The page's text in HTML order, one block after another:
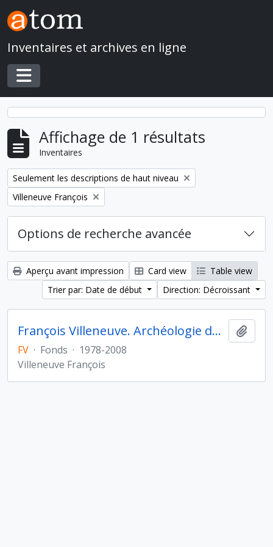
Skip to main content
Inventaires et archives en ligne
Toggle navigation
Affichage de 1 résultats
Inventaires
Remove filter:
Seulement les descriptions de haut niveau
Remove filter:
Villeneuve François
Options de recherche avancée
Aperçu avant impression Card view
Table view
Trier par: Date de début
Direction: Décroissant
François Villeneuve. Archéologie du Proche-Orient hellénistique et romain
FV · Fonds · 1978-2008
Villeneuve François